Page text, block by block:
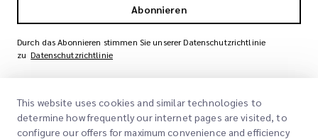
Abonnieren
Durch das Abonnieren stimmen Sie unserer Datenschutzrichtlinie
zu Datenschutzrichtlinie
This website uses cookies and similar technologies to
determine how frequently our internet pages are visited, to
configure our offers for maximum convenience and efficiency